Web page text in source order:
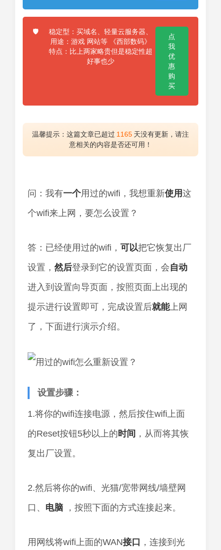
🛡️
稳定型：买域名、轻量云服务器、
用途：游戏 网站等 《西部数码》
特点：比上两家略贵但是稳定性超
好事也少
点
我
优
惠
购
买
温馨提示：这篇文章已超过 1165 天没有更新，请注
意相关的内容是否还可用！
问：我有一个用过的wifi，我想重新使用这
个wifi来上网，要怎么设置？
答：已经使用过的wifi， 可以把它恢复出厂
设置， 然后登录到它的设置页面，会自动
进入到设置向导页面，按照页面上出现的
提示进行设置即可，完成设置后就能上网
了，下面进行演示介绍。
设置步骤：
1.将你的wifi连接电源，然后按住wifi上面
的Reset按钮5秒以上的 时间 ，从而将其恢
复出厂设置。
2.然后将你的wifi、光猫/宽带网线/墙壁网
口、 电脑 ，按照下面的方式连接起来。
用网线将wifi上面的WAN接口 ，连接到光